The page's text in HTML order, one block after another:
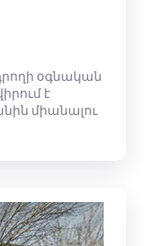
օգնական
է
միանալու